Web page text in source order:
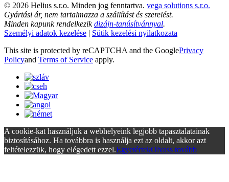
© 2026 Helius s.r.o. Minden jog fenntartva. vega solutions s.r.o.
Gyártási ár, nem tartalmazza a szállítást és szerelést.
Minden kapunk rendelkezikdizájn-tanúsítvánnyal.
Személyi adatok kezelése | Sütik kezelési nyilatkozata
This site is protected by reCAPTCHA and the GooglePrivacy
Policyand Terms of Service apply.
A cookie-kat használjuk a webhelyeink legjobb tapasztalatainak
biztosításához. Ha továbbra is használja ezt az oldalt, akkor azt
feltételezzük, hogy elégedett ezzel.EgyetértekOlvass tovább